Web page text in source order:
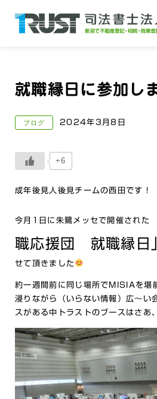
就職縁日に参加し
ブログ 2024年3月8日
+6
成年後見人後見チームの西田です！
今月1日に朱鷺メッセで開催された
職応援団 就職縁日
せて頂きました
約一週間前に同じ場所でMISIAを堪
浸りながら（いらない情報）広～い
スがある中トラストのブースはさあ